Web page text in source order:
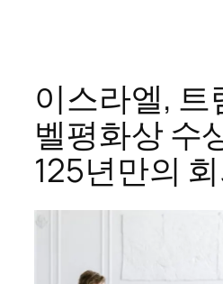
이스라엘, 트
벨평화상 수
125년만의